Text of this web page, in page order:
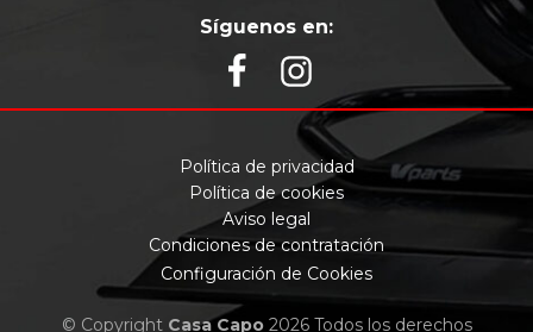
Síguenos en:
© Copyright Casa Capo2026 Todos los derechos
Política de privacidad
Política de cookies
Aviso legal
Condiciones de contratación
Configuración de Cookies